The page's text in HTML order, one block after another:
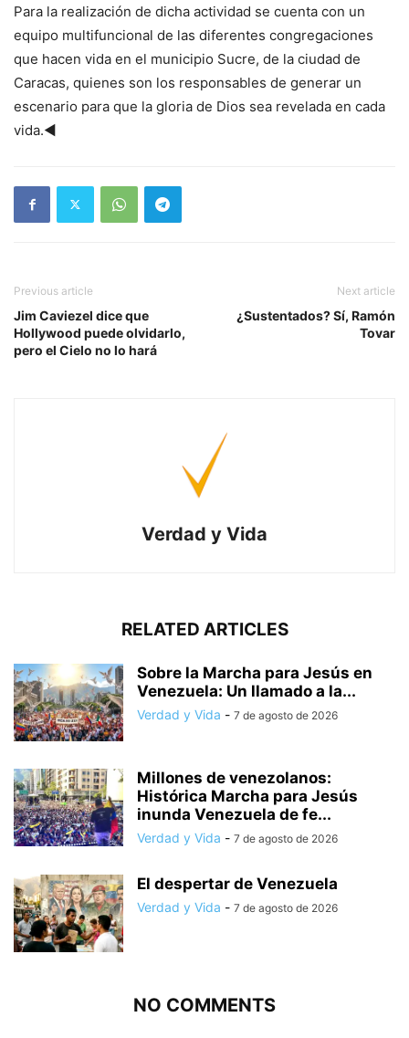
Para la realización de dicha actividad se cuenta con un
equipo multifuncional de las diferentes congregaciones
que hacen vida en el municipio Sucre, de la ciudad de
Caracas, quienes son los responsables de generar un
escenario para que la gloria de Dios sea revelada en cada
vida.◄
Previous article
Jim Caviezel dice que
Hollywood puede olvidarlo,
pero el Cielo no lo hará
Next article
¿Sustentados? Sí, Ramón
Tovar
Verdad y Vida
RELATED ARTICLES
Sobre la Marcha para Jesús en
Venezuela: Un llamado a la...
Verdad y Vida - 7 de agosto de 2026
Millones de venezolanos:
Histórica Marcha para Jesús
inunda Venezuela de fe...
Verdad y Vida - 7 de agosto de 2026
El despertar de Venezuela
Verdad y Vida - 7 de agosto de 2026
NO COMMENTS